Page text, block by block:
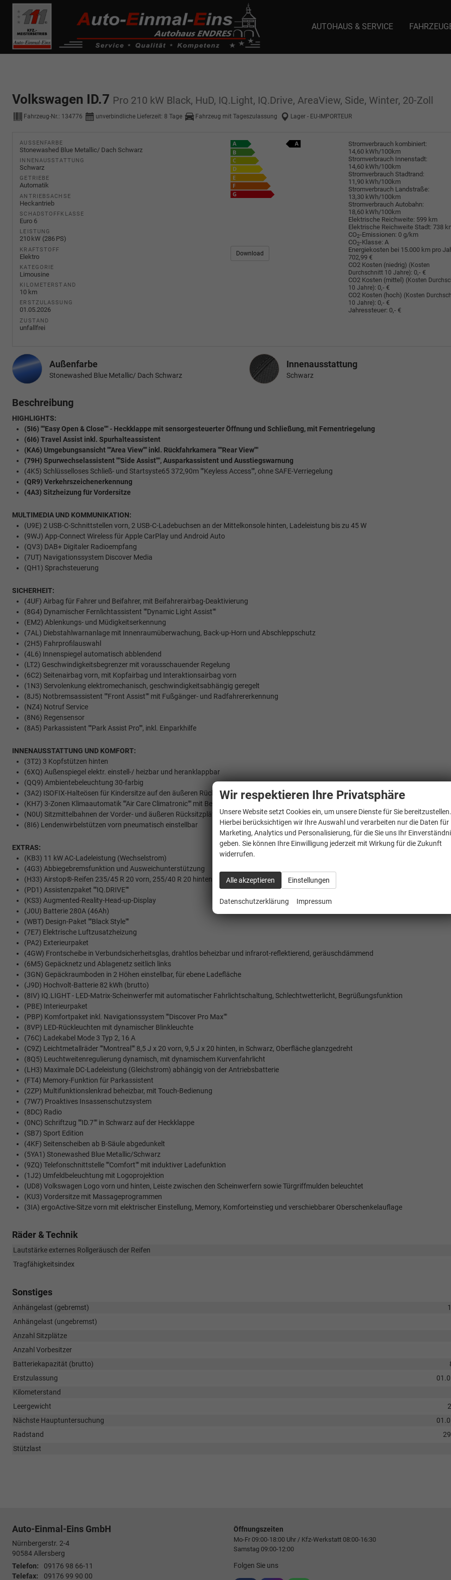
------------ Host Name : selector1._domainkey Points to address or value: selector1-aee-de0k._domainkey.autoeinmaleins.onmicrosoft.com Host
de0k._domainkey.autoeinmaleins.onmicrosoft.com
AUTOHAUS & SERVICE
Volkswagen ID.7 Pro 210 kW Black, HuD, IQ.Light, IQ.Drive, AreaView, Side, Winter, 20-Zoll
Fahrzeug-Nr.: 134776 unverbindliche Lieferzeit: 8 Tage Fahrzeug mit Tageszulassung Lager - EU-IMPORTEUR
AUSSENFARBE
Stonewashed Blue Metallic/ Dach Schwarz
INNENAUSSTATTUNG
Schwarz
GETRIEBE
Automatik
ANTRIEBSACHSE
Heckantrieb
SCHADSTOFFKLASSE
Euro 6
LEISTUNG
210 kW (286 PS)
KRAFTSTOFF
Elektro
KATEGORIE
Limousine
KILOMETERSTAND
10 km
ERSTZULASSUNG
01.05.2026
ZUSTAND
unfallfrei
Stromverbrauch kombiniert:
14,60 kWh/100km
Stromverbrauch Innenstadt:
14,60 kWh/100km
Stromverbrauch Stadtrand:
11,90 kWh/100km
Stromverbrauch Landstraße:
13,30 kWh/100km
Stromverbrauch Autobahn:
18,60 kWh/100km
Elektrische Reichweite: 599 km
Elektrische Reichweite Stadt: 738
CO2-Emissionen: 0 g/km
CO2-Klasse: A
Download
Energiekosten bei 15.000 km pro
702,99 €
CO2 Kosten (niedrig) (Kosten
Durchschnitt 10 Jahre): 0,- €
CO2 Kosten (mittel) (Kosten
10 Jahre): 0,- €
CO2 Kosten (hoch) (Kosten
10 Jahre): 0,- €
Jahressteuer: 0,- €
Außenfarbe
Stonewashed Blue Metallic/ Dach Schwarz
InnenausstattungInnenausstattung
Schwarz
Beschreibung
HIGHLIGHTS:
(5I6) ""Easy Open & Close"" - Heckklappe mit sensorgesteuerter Öffnung und Schließung, mit Fernentriegelung
(6I6) Travel Assist inkl. Spurhalteassistent
(KA6) Umgebungsansicht ""Area View"" inkl. Rückfahrkamera ""Rear View""
(79H) Spurwechselassistent ""Side Assist"", Ausparkassistent und Ausstiegswarnung
(4K5) Schlüsselloses Schließ- und Startsyste65 372,90m ""Keyless Access"", ohne SAFE-Verriegelung
(QR9) Verkehrszeichenerkennung
(4A3) Sitzheizung für Vordersitze
MULTIMEDIA UND KOMMUNIKATION:
(U9E) 2 USB-C-Schnittstellen vorn, 2 USB-C-Ladebuchsen an der Mittelkonsole hinten, Ladeleistung bis zu 45 W
(9WJ) App-Connect Wireless für Apple CarPlay und Android Auto
(QV3) DAB+ Digitaler Radioempfang
(7UT) Navigationssystem Discover Media
(QH1) Sprachsteuerung
SICHERHEIT:
(4UF) Airbag für Fahrer und Beifahrer, mit Beifahrerairbag-Deaktivierung
(8G4) Dynamischer Fernlichtassistent ""Dynamic Light Assist""
(EM2) Ablenkungs- und Müdigkeitserkennung
(7AL) Diebstahlwarnanlage mit Innenraumüberwachung, Back-up-Horn und Abschleppschutz
(2H5) Fahrprofilauswahl
(4L6) Innenspiegel automatisch abblendend
(LT2) Geschwindigkeitsbegrenzer mit vorausschauender Regelung
(6C2) Seitenairbag vorn, mit Kopfairbag und Interaktionsairbag vorn
(1N3) Servolenkung elektromechanisch, geschwindigkeitsabhängig geregelt
(8J5) Notbremsassistent ""Front Assist"" mit Fußgänger- und Radfahrererkennung
(NZ4) Notruf Service
(8N6) Regensensor
(8A5) Parkassistent ""Park Assist Pro"", inkl. Einparkhilfe
INNENAUSSTATTUNG UND KOMFORT:
(3T2) 3 Kopfstützen hinten
(6XQ) Außenspiegel elektr. einstell-/ heizbar und heranklappbar
(QQ9) Ambientebeleuchtung 30-farbig
(3A2) ISOFIX-Halteösen für Kindersitze auf den äußeren Rücksitzen sowie auf dem Beifahrersitz, i-Size-kompatibel
(KH7) 3-Zonen Klimaautomatik ""Air Care Climatronic"" mit Bedienteil hinten und Aktiv-Kombifilter
(N0U) Sitzmittelbahnen der Vorder- und äußeren Rücksitzplätze in Mikrovlies ""ArtVelours Eco"", Sitzwangen in Artex
(8I6) Lendenwirbelstützen vorn pneumatisch einstellbar
EXTRAS:
(KB3) 11 kW AC-Ladeleistung (Wechselstrom)
(4G3) Abbiegebremsfunktion und Ausweichunterstützung
(H33) Airstop®-Reifen 235/45 R 20 vorn, 255/40 R 20 hinten
(PD1) Assistenzpaket ""IQ.DRIVE""
(KS3) Augmented-Reality-Head-up-Display
(J0U) Batterie 280A (46Ah)
(WBT) Design-Paket ""Black Style""
(7E7) Elektrische Luftzusatzheizung
(PA2) Exterieurpaket
(4GW) Frontscheibe in Verbundsicherheitsglas, drahtlos beheizbar und infrarot-reflektierend, geräuschdämmend
(6M5) Gepäcknetz und Ablagenetz seitlich links
(3GN) Gepäckraumboden in 2 Höhen einstellbar, für ebene Ladefläche
(J9D) Hochvolt-Batterie 82 kWh (brutto)
(8IV) IQ.LIGHT - LED-Matrix-Scheinwerfer mit automatischer Fahrlichtschaltung, Schlechtwetterlicht, Begrüßungsfunktion
(PBE) Interieurpaket
(PBP) Komfortpaket inkl. Navigationssystem ""Discover Pro Max""
(8VP) LED-Rückleuchten mit dynamischer Blinkleuchte
(76C) Ladekabel Mode 3 Typ 2, 16 A
(C9Z) Leichtmetallräder ""Montreal"" 8,5 J x 20 vorn, 9,5 J x 20 hinten, in Schwarz, Oberfläche glanzgedreht
(8Q5) Leuchtweitenregulierung dynamisch, mit dynamischem Kurvenfahrlicht
(LH3) Maximale DC-Ladeleistung (Gleichstrom) abhängig von der Antriebsbatterie
(FT4) Memory-Funktion für Parkassistent
(2ZP) Multifunktionslenkrad beheizbar, mit Touch-Bedienung
(7W7) Proaktives Insassenschutzsystem
(8DC) Radio
(0NC) Schriftzug ""ID.7"" in Schwarz auf der Heckklappe
(SB7) Sport Edition
(4KF) Seitenscheiben ab B-Säule abgedunkelt
(5YA1) Stonewashed Blue Metallic/Schwarz
(9ZQ) Telefonschnittstelle ""Comfort"" mit induktiver Ladefunktion
(1J2) Umfeldbeleuchtung mit Logoprojektion
(UD8) Volkswagen Logo vorn und hinten, Leiste zwischen den Scheinwerfern sowie Türgriffmulden beleuchtet
(KU3) Vordersitze mit Massageprogrammen
(3IA) ergoActive-Sitze vorn mit elektrischer Einstellung, Memory, Komforteinstieg und verschiebbarer Oberschenkelauflage
Räder & Technik
Lautstärke externes Rollgeräusch der Reifen
Tragfähigkeitsindex
Sonstiges
Anhängelast (gebremst)
Anhängelast (ungebremst)
Anzahl Sitzplätze
Anzahl Vorbesitzer
Batteriekapazität (brutto)
Erstzulassung
Kilometerstand
Leergewicht
Nächste Hauptuntersuchung
Radstand
Stützlast
Auto-Einmal-Eins GmbH
Nürnbergerstr. 2-4
90584Allersberg
Telefon:
09176 98 66-11
Telefax:
09176 99 90 00
Öffnungszeiten
Mo-Fr 09:00-18:00 Uhr / Kfz-Werkstatt 08:00-16:30
Samstag 09:00-12:00
Folgen Sie uns
Wir respektieren Ihre Privatsphäre
Unsere Website setzt Cookies ein, um unsere Dienste für Sie
Hierbei berücksichtigen wir Ihre Auswahl und verarbeiten nur die Daten für
Marketing, Analytics und Personalisierung, für die Sie uns Ihr
geben. Sie können Ihre Einwilligung jederzeit mit Wirkung für die Zukunft
widerrufen.
Alle akzeptieren Einstellungen
Datenschutzerklärung Impressum